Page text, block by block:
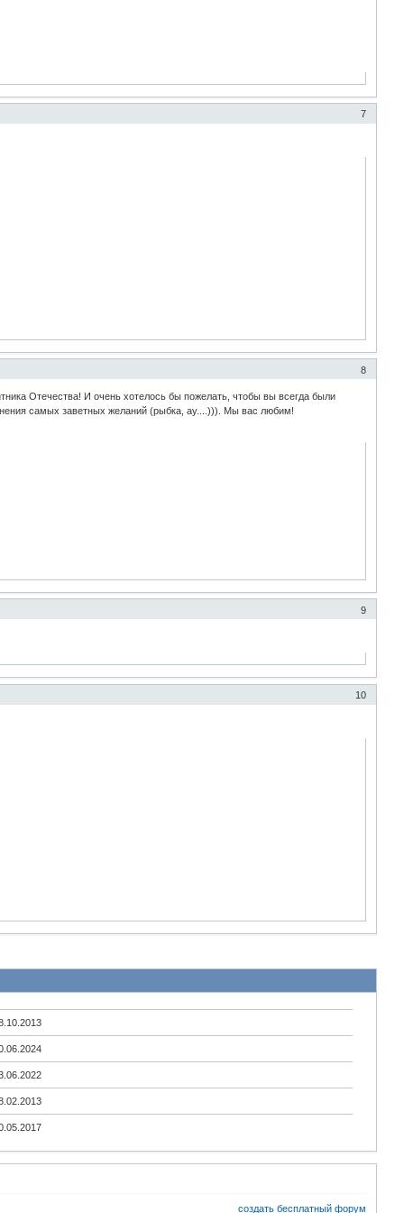
7
8
Отечества! И очень хотелось бы пожелать, чтобы вы всегда были
самых заветных желаний (рыбка, ау....))). Мы вас любим!
9
10
создать бесплатный форум